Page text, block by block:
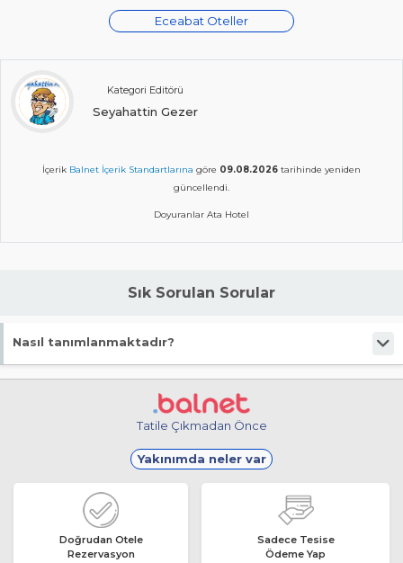
Eceabat Oteller
Kategori Editörü
Seyahattin Gezer
İçerik Balnet İçerik Standartlarına göre 09.08.2026 tarihinde yeniden
güncellendi.
Doyuranlar Ata Hotel
Sık Sorulan Sorular
Nasıl tanımlanmaktadır?
Tesis Tiny Hause statüsündedir.
Tatile Çıkmadan Önce
Yakınımda neler var
Doğrudan Otele
Rezervasyon
Sadece Tesise
Ödeme Yap